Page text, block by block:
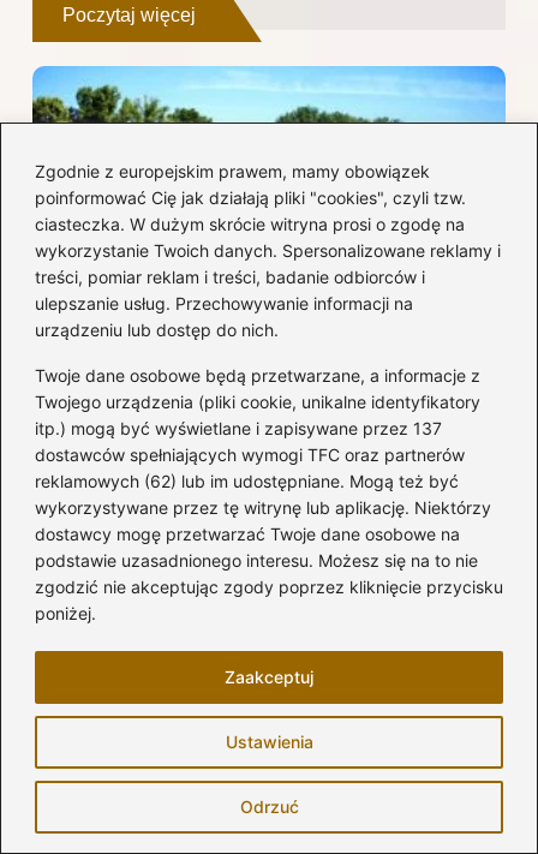
Zgodnie z europejskim prawem, mamy obowiązek
poinformować Cię jak działają pliki "cookies", czyli tzw.
ciasteczka. W dużym skrócie witryna prosi o zgodę na
wykorzystanie Twoich danych. Spersonalizowane reklamy i
treści, pomiar reklam i treści, badanie odbiorców i
ulepszanie usług. Przechowywanie informacji na
urządzeniu lub dostęp do nich.
Twoje dane osobowe będą przetwarzane, a informacje z
Twojego urządzenia (pliki cookie, unikalne identyfikatory
itp.) mogą być wyświetlane i zapisywane przez 137
dostawców spełniających wymogi TFC oraz partnerów
reklamowych (62) lub im udostępniane. Mogą też być
wykorzystywane przez tę witrynę lub aplikację. Niektórzy
dostawcy mogę przetwarzać Twoje dane osobowe na
podstawie uzasadnionego interesu. Możesz się na to nie
zgodzić nie akceptując zgody poprzez kliknięcie przycisku
poniżej.
Ustawienia
Odrzuć
Zaakceptuj
Poczytaj więcej
Budowa wymarzonego domu nad rzeką:
7 rzeczy, o których musisz pamiętać
2026-06-19